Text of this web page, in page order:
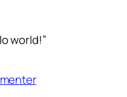
world!”